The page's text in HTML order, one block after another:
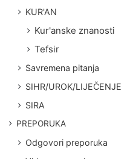
KUR'AN
Kur'anske znanosti
Tefsir
Savremena pitanja
SIHR/UROK/LIJEČENJE
SIRA
PREPORUKA
Odgovori preporuka